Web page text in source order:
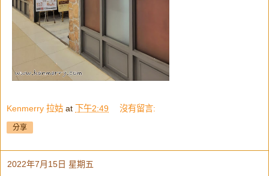
Kenmerry 拉姑 at 下午2:49 沒有留言:
分享
2022年7月15日 星期五